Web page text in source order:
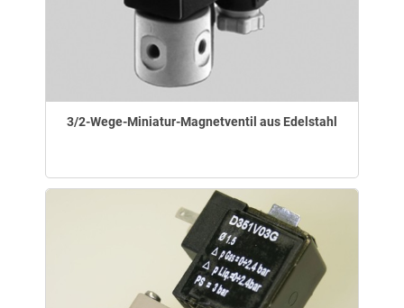
3/2-Wege-Miniatur-Magnetventil aus Edelstahl